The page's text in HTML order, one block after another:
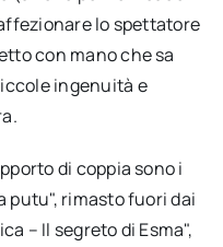
lo spettatore
con mano che sa
ingenuità e
di coppia sono i
putu", rimasto fuori dai
– Il segreto di Esma",